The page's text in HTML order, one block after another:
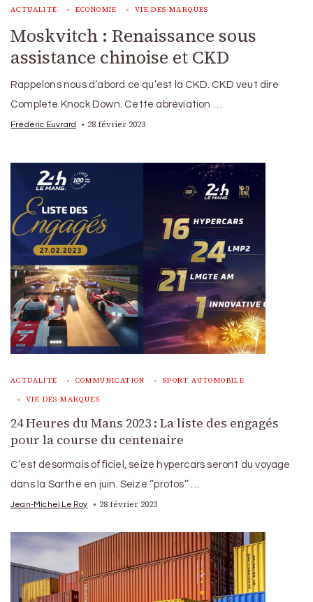
ACTUALITÉ ECONOMIE VIE DES MARQUES
Moskvitch : Renaissance sous
assistance chinoise et CKD
Rappelons nous d’abord ce qu’est la CKD. CKD veut dire
Complete Knock Down. Cette abréviation …
Frédéric Euvrard 28 février 2023
ACTUALITÉ COMMUNICATION SPORT AUTOMOBILE
VIE DES MARQUES
24 Heures du Mans 2023 : La liste des engagés
pour la course du centenaire
C’est désormais officiel, seize hypercars seront du voyage
dans la Sarthe en juin. Seize ‘’protos’’ …
Jean-Michel Le Roy 28 février 2023